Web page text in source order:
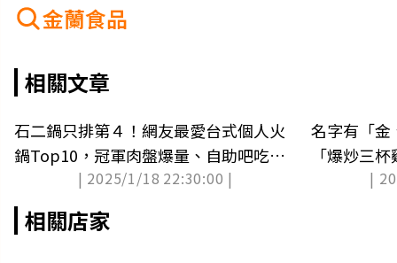
金蘭食品
相關文章
石二鍋只排第４！網友最愛台式個人火
鍋Top10，冠軍肉盤爆量、自助吧吃到
| 2025/1/18 22:30:00 |
名字有「金
「爆炒三
|
相關店家